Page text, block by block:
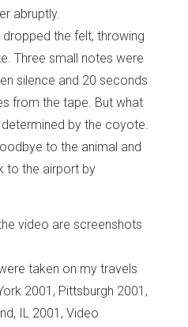
abruptly.
the felt, throwing
Three small notes were
silence and 20 seconds
from the tape. But what
by the coyote.
to the animal and
to the airport by
video are screenshots
taken on my travels
2001, Pittsburgh 2001,
IL 2001, Video